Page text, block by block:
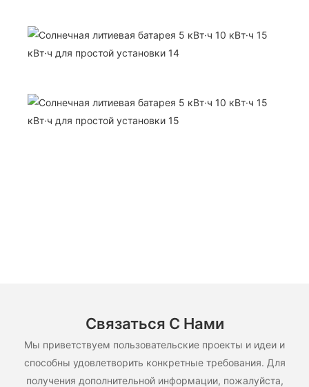
Связаться С Нами
Мы приветствуем пользовательские проекты и идеи и
способны удовлетворить конкретные требования. Для
получения дополнительной информации, пожалуйста,